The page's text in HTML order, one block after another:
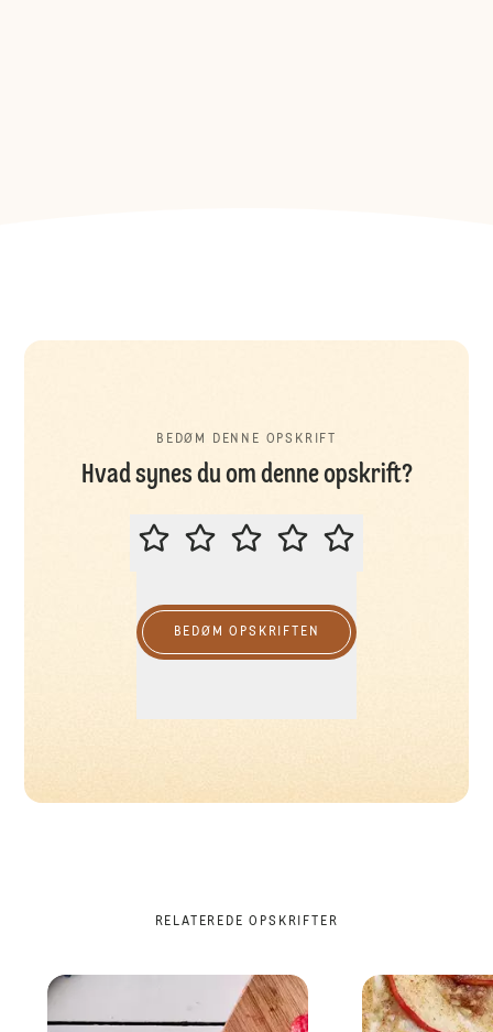
BEDØM DENNE OPSKRIFT
Hvad synes du om denne opskrift?
BEDØM DENNE OPSKRIFT
BEDØM OPSKRIFTEN
RELATEREDE OPSKRIFTER